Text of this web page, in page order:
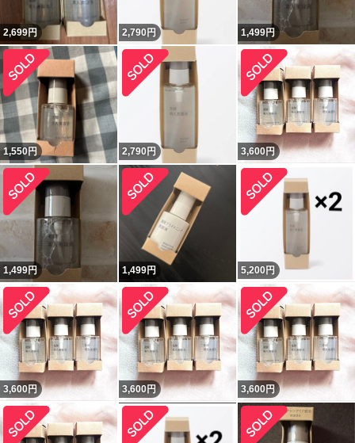
2,699円 2,790 円 1,499円
1,550円 2,790 円 3,600円
1,499円 1,499円 5,200 円
3,600円 3,600円 3,600円